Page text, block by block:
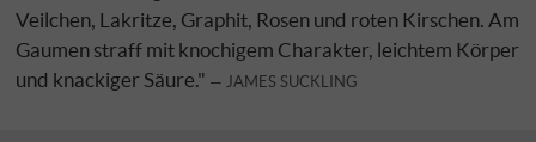
Veilchen, Lakritze, Graphit, Rosen und roten Kirschen. Am
Gaumen straff mit knochigem Charakter, leichtem Körper
und knackiger Säure."
JAMES SUCKLING